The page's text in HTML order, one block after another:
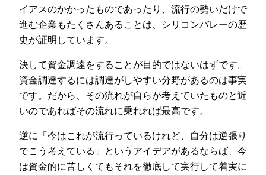
イアスのかかったものであったり、流行の勢いだけで
進む企業もたくさんあることは、シリコンバレーの歴
史が証明しています。
決して資金調達をすることが目的ではないはずです。
資金調達するには調達がしやすい分野があるのは事実
です。だから、その流れが自らが考えていたものと近
いのであればその流れに乗れれば最高です。
逆に「今はこれが流行っているけれど、自分は逆張り
でこう考えている」というアイデアがあるならば、今
は資金的に苦しくてもそれを徹底して実行して着実に